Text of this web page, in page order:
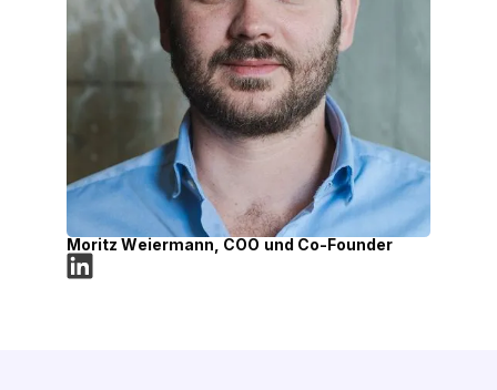
Moritz Weiermann, COO und Co-Founder